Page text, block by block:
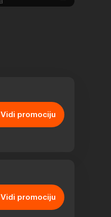
Vidi promociju
Vidi promociju